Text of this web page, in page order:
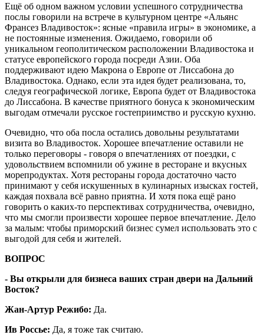
Ещё об одном важном условии успешного сотрудничества
послы говорили на встрече в культурном центре «Альянс
Франсез Владивосток»: ясные «правила игры» в экономике, а
не постоянные изменения. Ожидаемо, говорили об
уникальном геополитическом расположении Владивостока и
статусе европейского города посреди Азии. Оба
поддерживают идею Макрона о Европе от Лиссабона до
Владивостока. Однако, если эта идея будет реализована, то,
следуя географической логике, Европа будет от Владивостока
до Лиссабона. В качестве приятного бонуса к экономическим
выгодам отмечали русское гостеприимство и русскую кухню.
Очевидно, что оба посла остались довольны результатами
визита во Владивосток. Хорошее впечатление оставили не
только переговоры - говоря о впечатлениях от поездки, с
удовольствием вспомнили об ужине в ресторане и вкусных
морепродуктах. Хотя рестораны города достаточно часто
принимают у себя искушенных в кулинарных изысках гостей,
каждая похвала всё равно приятна. И хотя пока ещё рано
говорить о каких-то перспективах сотрудничества, очевидно,
что мы смогли произвести хорошее первое впечатление. Дело
за малым: чтобы приморский бизнес сумел использовать это с
выгодой для себя и жителей.
ВОПРОС
- Вы открыли для бизнеса ваших стран двери на Дальний
Восток?
Жан-Артур Режибо: Да.
Ив Россье: Да, я тоже так считаю.